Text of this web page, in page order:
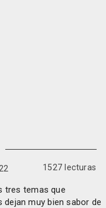
1527 lecturas
tres temas que
muy bien sabor de